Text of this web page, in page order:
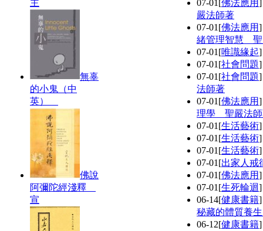
主
無辜
的小鬼（中
英）
佛說
阿彌陀經淺釋
宣
07-01 [佛法應用
嚴法師著
07-01 [佛法應用
緒管理智慧
07-01 [唯識緣起
07-01 [社會問題
07-01 [社會問題
法師著
07-01 [佛法應用
理學 聖嚴法
07-01 [生活藝術
07-01 [生活藝術
07-01 [生活藝術
07-01 [出家人戒
07-01 [佛法應用
07-01 [生死輪迴
06-14[健康書籍
秘藏的體質養
06-12[健康書籍